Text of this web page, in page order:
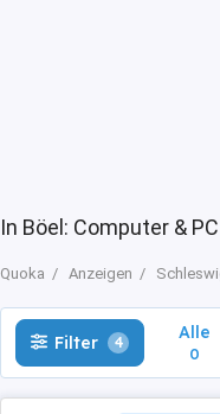
In Böel: Computer &
Quoka Anzeigen
Filter 4 Alle
0